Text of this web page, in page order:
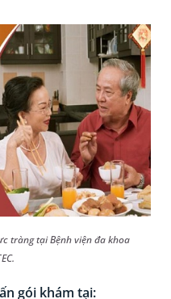
tràng tại Bệnh viện đa khoa
gói khám tại: